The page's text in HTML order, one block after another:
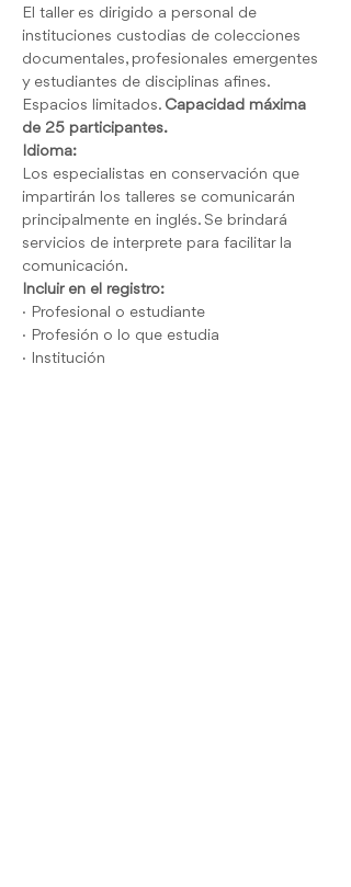
El taller es dirigido a personal de
instituciones custodias de colecciones
documentales, profesionales emergentes
y estudiantes de disciplinas afines.
Espacios limitados. Capacidad máxima
de 25 participantes.
Idioma:
Los especialistas en conservación que
impartirán los talleres se comunicarán
principalmente en inglés. Se brindará
servicios de interprete para facilitar la
comunicación.
Incluir en el registro:
· Profesional o estudiante
· Profesión o lo que estudia
· Institución